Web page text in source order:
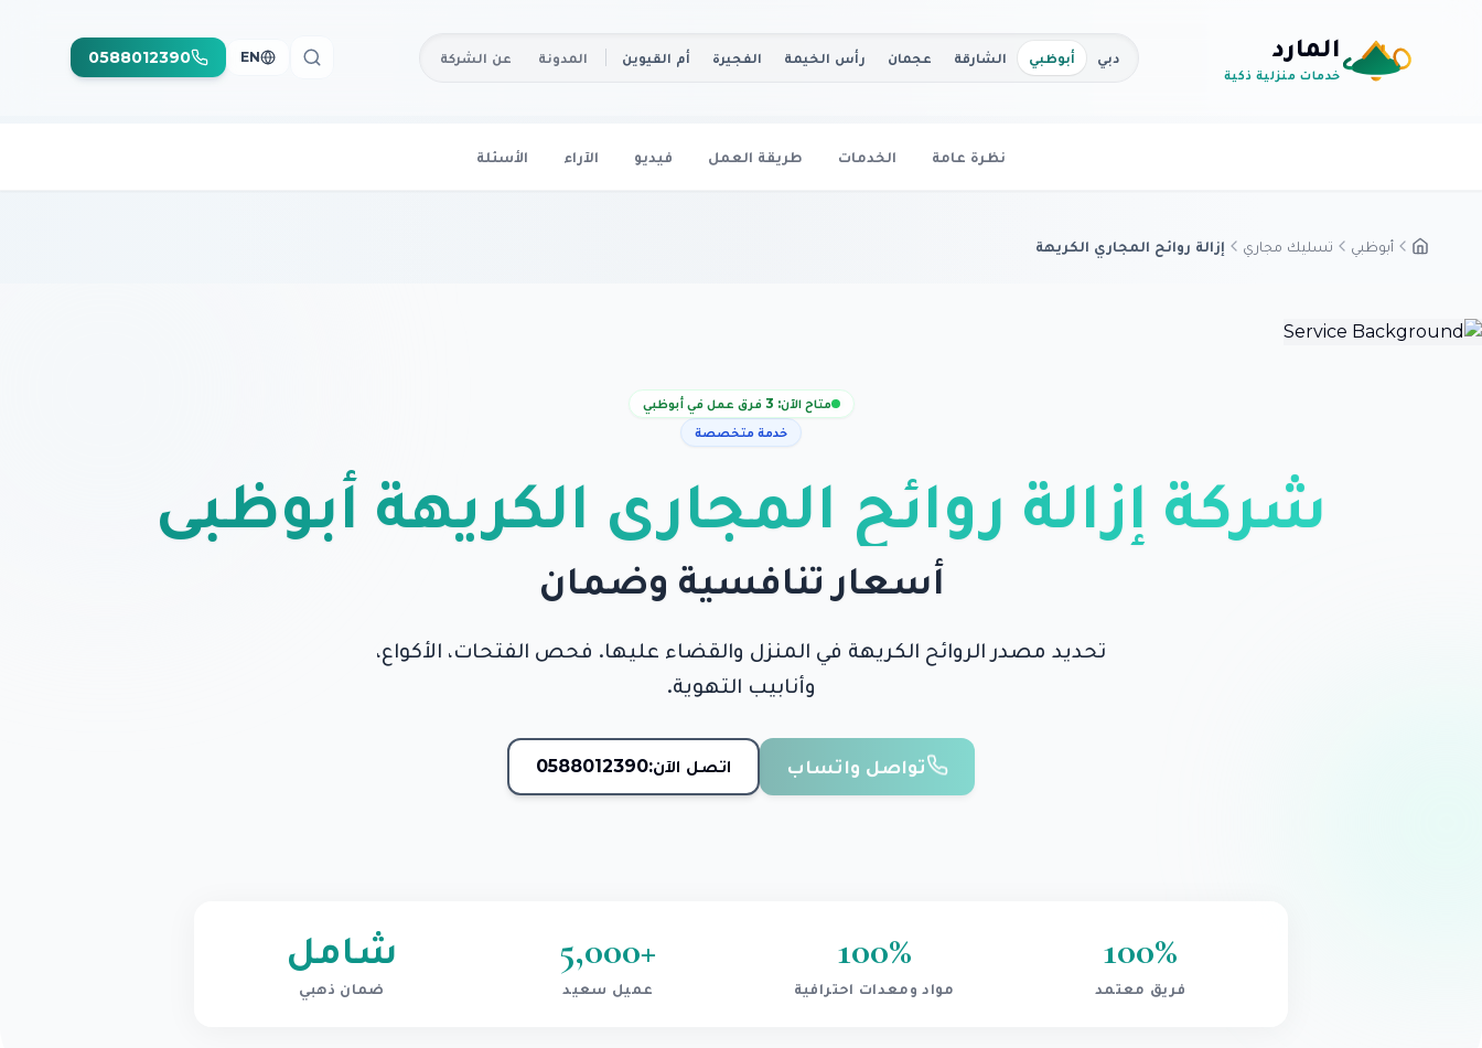
المارد
خدمات منزلية ذكية
دبي أبوظبي الشارقة عجمان رأس الخيمة الفجيرة أم القيوين المدونة عن الشركة EN
0588012390
نظرة عامة الخدمات طريقة العمل فيديو الآراء الأسئلة
أبوظبي تسليك مجاري إزالة روائح المجاري الكريهة
متاح الآن: 3 فرق عمل في أبوظبي
خدمة متخصصة
شركة إزالة روائح المجاري الكريهة أبوظبي
أسعار تنافسية وضمان
تحديد مصدر الروائح الكريهة في المنزل والقضاء عليها. فحص الفتحات، الأكواع،
وأنابيب التهوية.
تواصل واتساب اتصل الآن:0588012390
100%
فريق معتمد
100%
مواد ومعدات احترافية
+
5,000
عميل سعيد
شامل
ضمان ذهبي